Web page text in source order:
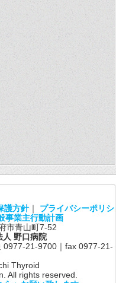
護方針｜ プライバシーポリシ
事業主行動計画
市青山町7-52
野口病院
0977-21-9700｜fax 0977-21-
Thyroid
All rights reserved.